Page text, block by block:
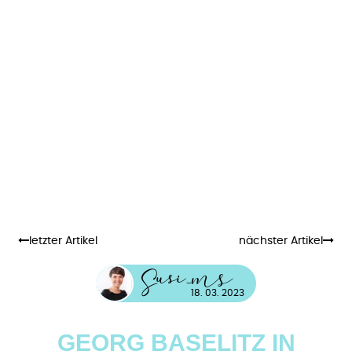
letzter Artikel
Susi_MS
18. 03. 2023
nächster Artikel
GEORG BASELITZ IN